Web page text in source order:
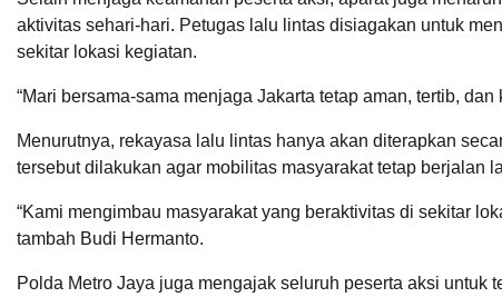
aktivitas sehari-hari. Petugas lalu lintas disiagakan untuk
sekitar lokasi kegiatan.
“Mari bersama-sama menjaga Jakarta tetap aman, tertib,
Menurutnya, rekayasa lalu lintas hanya akan diterapkan
tersebut dilakukan agar mobilitas masyarakat tetap berjalan
“Kami mengimbau masyarakat yang beraktivitas di sekitar
tambah Budi Hermanto.
Polda Metro Jaya juga mengajak seluruh peserta aksi